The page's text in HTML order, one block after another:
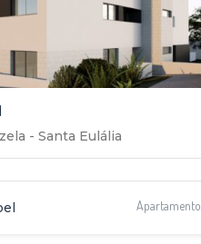
- Santa Eulália
Apartamento